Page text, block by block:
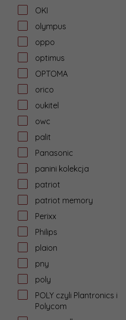
OKI
olympus
oppo
optimus
OPTOMA
orico
oukitel
owc
palit
Panasonic
panini kolekcja
patriot
patriot memory
Perixx
Philips
plaion
pny
poly
POLY czyli Plantronics i
Polycom